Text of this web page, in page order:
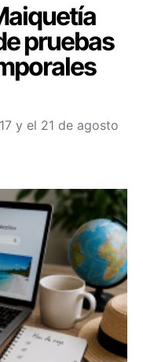
pruebas
y el 21 de agosto